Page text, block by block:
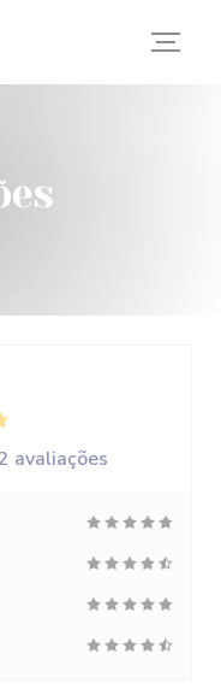
avaliações